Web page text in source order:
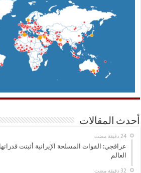
أحدث المقالات
‏24 دقيقة مضت
عراقجي: القوات المسلحة الإيرانية أثبتت
العالم